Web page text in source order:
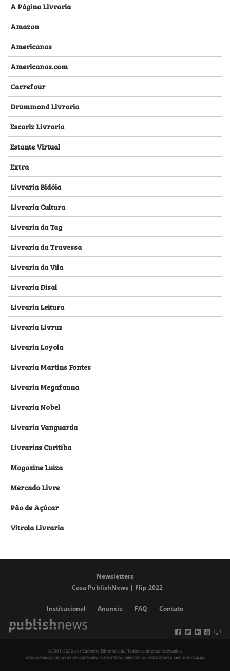
A Página Livraria
Amazon
Americanas
Americanas.com
Carrefour
Drummond Livraria
Escariz Livraria
Estante Virtual
Extra
Livraria Bidóia
Livraria Cultura
Livraria da Tag
Livraria da Travessa
Livraria da Vila
Livraria Disal
Livraria Leitura
Livraria Livruz
Livraria Loyola
Livraria Martins Fontes
Livraria Megafauna
Livraria Nobel
Livraria Vanguarda
Livrarias Curitiba
Magazine Luiza
Mercado Livre
Pão de Açúcar
Vitrola Livraria
Newsletters
Casa PublishNews | Flip 2022
Institucional Anuncie FAQ Contato
©2001-2026 por Carrenho Editorial Ltda. Todos os direitos reservados.
Este conteúdo não pode ser publicado, transmitido, reescrito ou redistribuído sem autorização.